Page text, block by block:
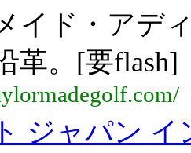
イド・アデ
革。[要flash]
ジャパン イ